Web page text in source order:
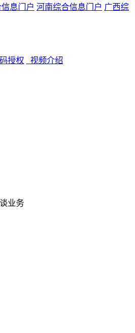
息门户 河南综合信息门户 广西综
授权 视频介绍
业务